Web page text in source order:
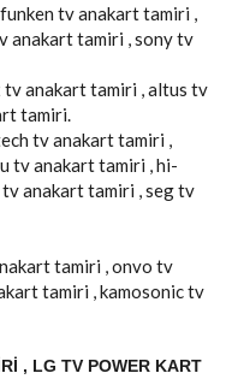
tv anakart tamiri ,
anakart tamiri , sony tv
anakart tamiri , altus tv
tamiri.
tv anakart tamiri ,
tv anakart tamiri , hi-
anakart tamiri , seg tv
tamiri , onvo tv
tamiri , kamosonic tv
, LG TV POWER KART